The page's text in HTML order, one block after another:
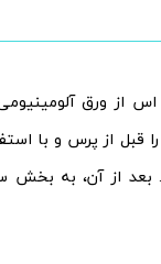
بعد از آن، به